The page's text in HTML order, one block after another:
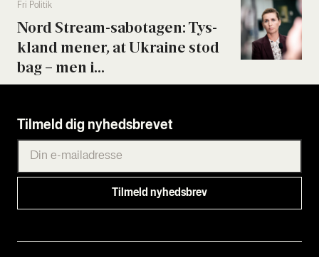
Fri Poli­tik
Nord Stream-sabo­ta­gen: Tys­
kland mener, at Ukrai­ne stod
bag – men i...
Tilmeld dig nyhedsbrevet